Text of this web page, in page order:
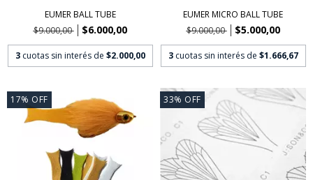
EUMER BALL TUBE
$9.000,00
$6.000,00
3 cuotas sin interés de $2.000,00
EUMER MICRO BALL TUBE
$9.000,00
$5.000,00
3 cuotas sin interés de $1.666,67
17% OFF 33% OFF